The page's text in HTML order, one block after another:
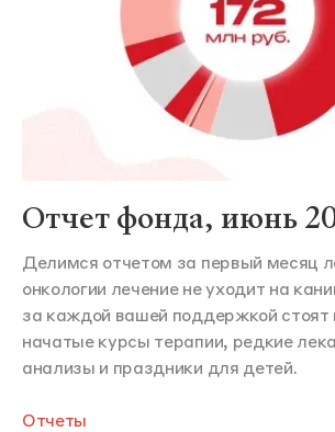
Отчет фонда, июнь
Делимся отчетом за первый месяц
онкологии лечение не уходит на
за каждой вашей поддержкой стоят
начатые курсы терапии, редкие
анализы и праздники для детей.
Отчеты